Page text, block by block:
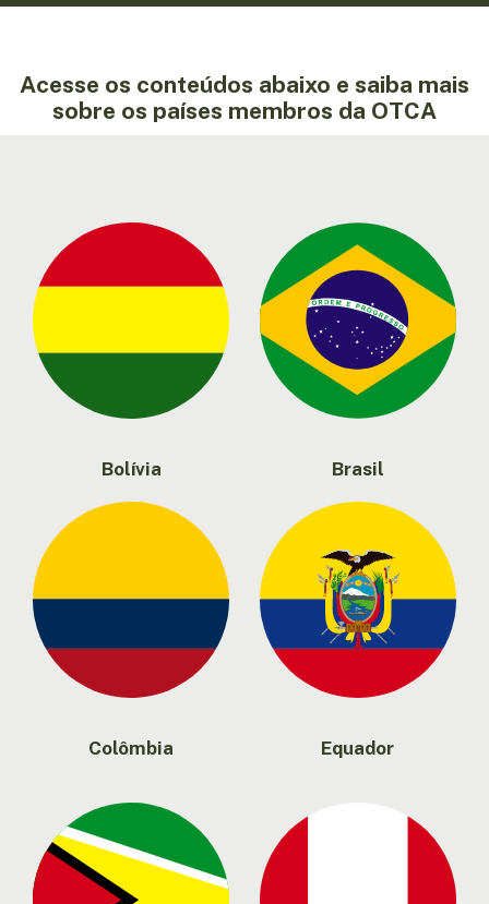
Acesse os conteúdos abaixo e saiba mais
sobre os países membros da OTCA
Bolívia Brasil
Colômbia Equador